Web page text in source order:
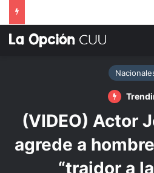
(VIDEO) Actor
agrede a
“traidor a